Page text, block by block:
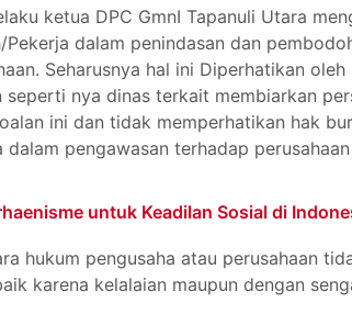
ketua DPC GmnI Tapanuli Utara
dalam penindasan dan
Seharusnya hal ini Diperhatikan
seperti nya dinas terkait membiarkan
ini dan tidak memperhatikan hak
dalam pengawasan terhadap
untuk Keadilan Sosial di
hukum pengusaha atau perusahaan
karena kelalaian maupun dengan